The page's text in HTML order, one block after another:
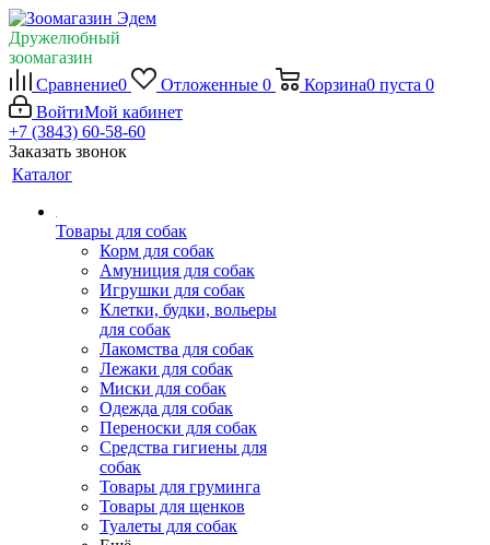
Дружелюбный
зоомагазин
Сравнение0 Отложенные 0 Корзина0 пуста 0
ВойтиМой кабинет
+7 (3843) 60-58-60
Заказать звонок
Каталог
Товары для собак
Корм для собак
Амуниция для собак
Игрушки для собак
Клетки, будки, вольеры
для собак
Лакомства для собак
Лежаки для собак
Миски для собак
Одежда для собак
Переноски для собак
Средства гигиены для
собак
Товары для груминга
Товары для щенков
Туалеты для собак